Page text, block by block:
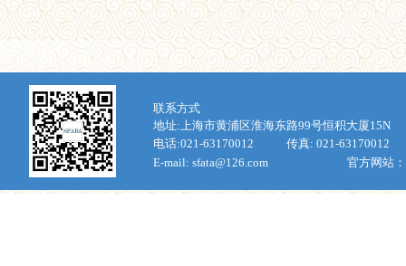
联系方式
地址:上海市黄浦区淮海东路99号恒积大厦15N
电话:021-63170012 传真: 021-63170012
E-mail: sfata@126.com 官方网站：